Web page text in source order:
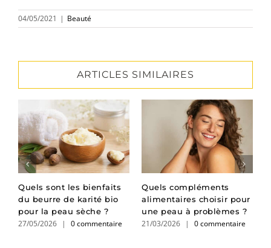
04/05/2021 | Beauté
ARTICLES SIMILAIRES
Quels sont les bienfaits
du beurre de karité bio
pour la peau sèche ?
27/05/2026 | 0 commentaire
Quels compléments
alimentaires choisir pour
une peau à problèmes ?
21/03/2026 | 0 commentaire